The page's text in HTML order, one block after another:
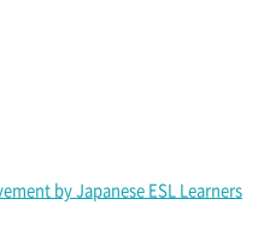
by Japanese ESL Learners